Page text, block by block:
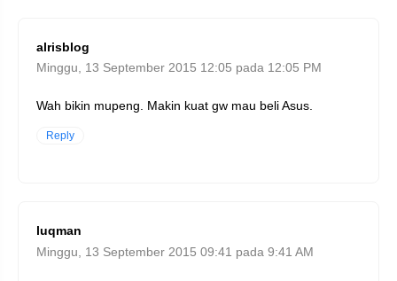
alrisblog
Minggu, 13 September 2015 12:05 pada 12:05 PM
Wah bikin mupeng. Makin kuat gw mau beli Asus.
Reply
luqman
Minggu, 13 September 2015 09:41 pada 9:41 AM